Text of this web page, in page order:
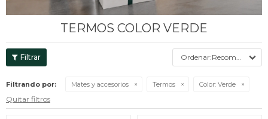
TERMOS COLOR VERDE
Recomendados
Filtrando por: Mates y accesorios Termos Color: Verde
Quitar filtros